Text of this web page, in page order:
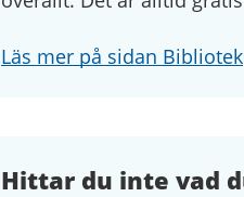
Läs mer på sidan Bibliotek
Hittar du inte vad